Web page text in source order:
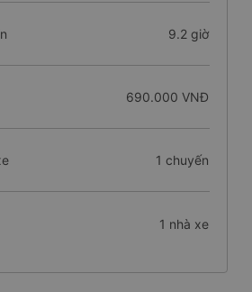
9.2 giờ
690.000 VNĐ
1 chuyến
1 nhà xe